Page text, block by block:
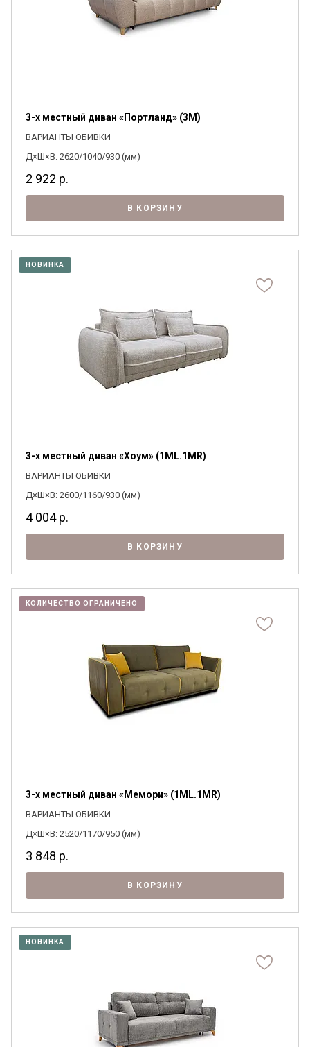
3-х местный диван «Портланд» (3M)
ВАРИАНТЫ ОБИВКИ
Д×Ш×В: 2620/1040/930 (мм)
2 922 р.
В КОРЗИНУ
НОВИНКА
3-х местный диван «Хоум» (1ML.1MR)
ВАРИАНТЫ ОБИВКИ
Д×Ш×В: 2600/1160/930 (мм)
4 004р.
В КОРЗИНУ
КОЛИЧЕСТВО ОГРАНИЧЕНО
3-х местный диван «Мемори» (1ML.1MR)
ВАРИАНТЫ ОБИВКИ
Д×Ш×В: 2520/1170/950 (мм)
3 848 р.
В КОРЗИНУ
НОВИНКА